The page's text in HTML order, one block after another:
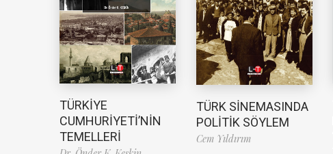
TÜRKİYE
CUMHURİYETİ’NİN
TEMELLERİ
TÜRK SİNEMASINDA
POLİTİK SÖYLEM
Cem Yıldırım